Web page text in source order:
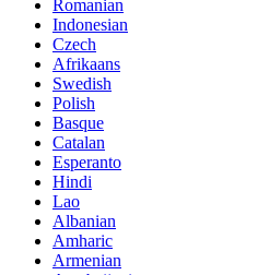
Romanian
Indonesian
Czech
Afrikaans
Swedish
Polish
Basque
Catalan
Esperanto
Hindi
Lao
Albanian
Amharic
Armenian